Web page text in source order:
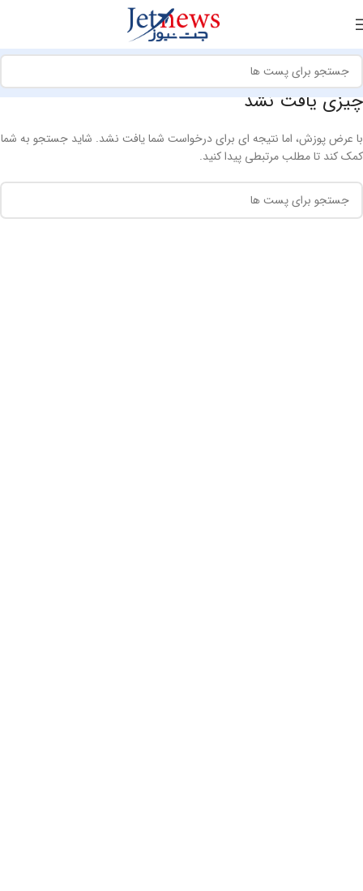
چیزی یافت نشد
با عرض پوزش، اما نتیجه ای برای درخواست شما یافت نشد. شاید جستجو به شما
کمک کند تا مطلب مرتبطی پیدا کنید.